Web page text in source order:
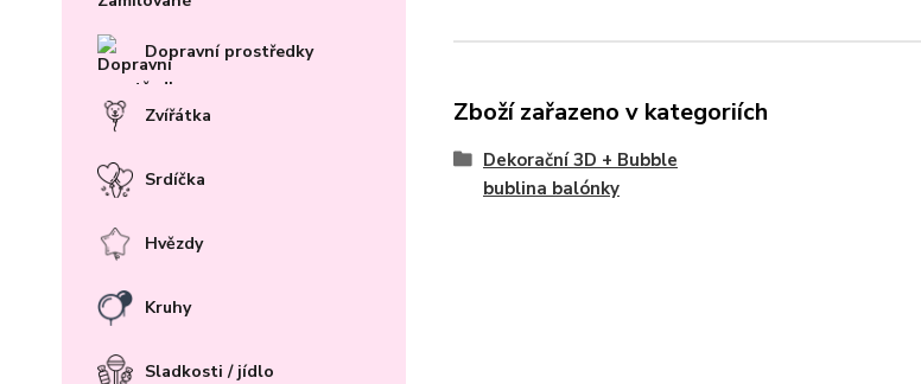
Dopravní prostředky
Zvířátka
Srdíčka
Hvězdy
Kruhy
Sladkosti / jídlo
Zboží zařazeno v kategoriích
Dekorační 3D + Bubble
bublina balónky